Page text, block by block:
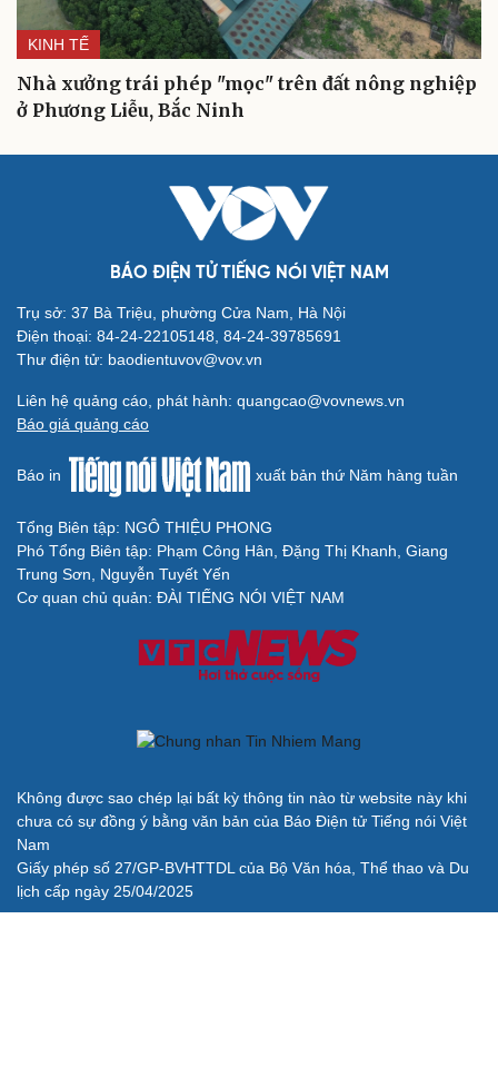
KINH TẾ
Nhà xưởng trái phép "mọc" trên đất nông nghiệp
ở Phương Liễu, Bắc Ninh
BÁO ĐIỆN TỬ TIẾNG NÓI VIỆT NAM
Trụ sở: 37 Bà Triệu, phường Cửa Nam, Hà Nội
Điện thoại: 84-24-22105148, 84-24-39785691
Thư điện tử: baodientuvov@vov.vn
Liên hệ quảng cáo, phát hành: quangcao@vovnews.vn
Báo giá quảng cáo
Báo in xuất bản thứ Năm hàng tuần
Tổng Biên tập: NGÔ THIỆU PHONG
Phó Tổng Biên tập: Phạm Công Hân, Đặng Thị Khanh, Giang
Trung Sơn, Nguyễn Tuyết Yến
Cơ quan chủ quản: ĐÀI TIẾNG NÓI VIỆT NAM
Không được sao chép lại bất kỳ thông tin nào từ website này khi
chưa có sự đồng ý bằng văn bản của Báo Điện tử Tiếng nói Việt
Nam
Giấy phép số 27/GP-BVHTTDL của Bộ Văn hóa, Thể thao và Du
lịch cấp ngày 25/04/2025